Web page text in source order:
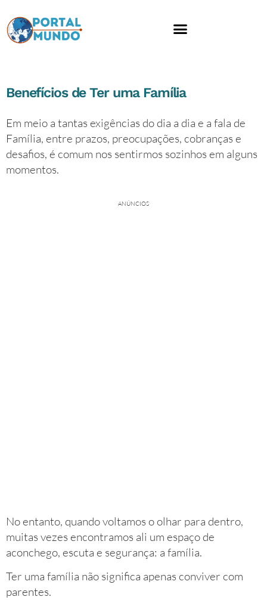
Benefícios de Ter uma Família
Em meio a tantas exigências do dia a dia e a fala de
Família, entre prazos, preocupações, cobranças e
desafios, é comum nos sentirmos sozinhos em alguns
momentos.
ANÚNCIOS
No entanto, quando voltamos o olhar para dentro,
muitas vezes encontramos ali um espaço de
aconchego, escuta e segurança: a família.
Ter uma família não significa apenas conviver com
parentes.